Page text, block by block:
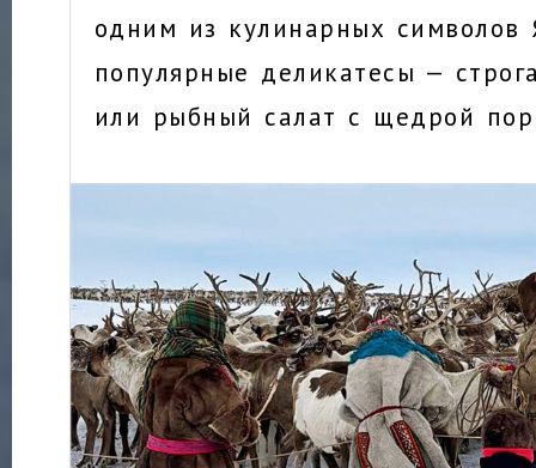
одним из кулинарных символов
популярные деликатесы —
или рыбный салат с щедрой